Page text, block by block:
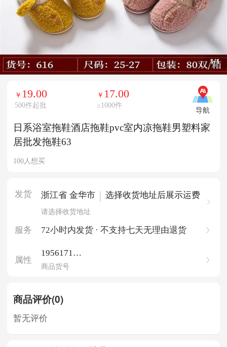
1/1
￥ 19.00
500件起批
￥ 17.00
≥1000件 导航
日系浴室拖鞋酒店拖鞋pvc室内凉拖鞋男塑料家
居批发拖鞋63
100人想买
发货 浙江省 金华市 | 选择收货地址后展示运费
请选择收货地址
服务 72小时内发货 · 不支持七天无理由退货
属性
195617195
42615492
商品货号
商品评价(0)
暂无评价